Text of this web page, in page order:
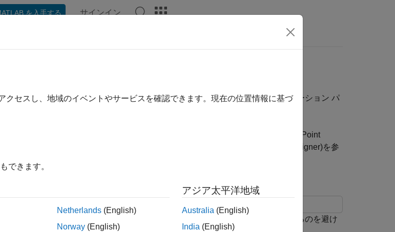
を入手する サインイン
ケーションの単精度データ型の指定
ットとするなど、コードで単精度のみを使用する場合、モデル コンフィギュレーション パ
メーターを使用してモデルに
を参照してください。Fixed-Point
(Fixed-Point Designer)を参
ウェア ターゲット用に生成されたコードにおいて、倍精度データ型が採用されるのを避け
クセスし、地域のイベントやサービスを確認できます。現在の位置情報に基づ
できます。
Netherlands (English)
Norway (English)
アジア太平洋地域
Australia (English)
India (English)